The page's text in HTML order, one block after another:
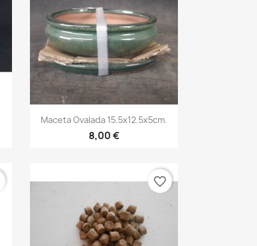
Vista rápida
Maceta Ovalada 15.5x12.5x5cm.
8,00 €
favorite_border